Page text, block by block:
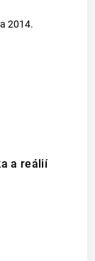
2014.
a reálií